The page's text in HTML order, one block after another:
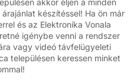
akkor éljen a minden
készítéssel! Ha ön már
és az Elektronika Vonala
igénybe venni a rendszer
vagy videó távfelügyeleti
településen keressen minket